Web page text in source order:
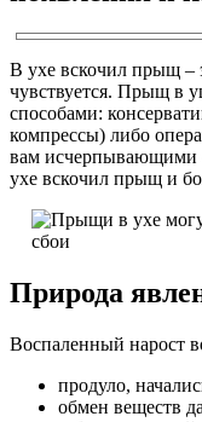
В ухе вскочил прыщ –
чувствуется. Прыщ в
способами:
компрессы) либо
вам исчерпывающими
ухе вскочил прыщ и
Природа
Воспаленный нарост
продуло,
обмен веществ